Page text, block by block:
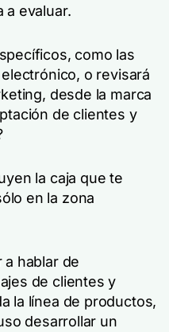
a evaluar.
como las
o revisará
desde la marca
de clientes y
la caja que te
en la zona
a hablar de
de clientes y
la línea de productos,
desarrollar un